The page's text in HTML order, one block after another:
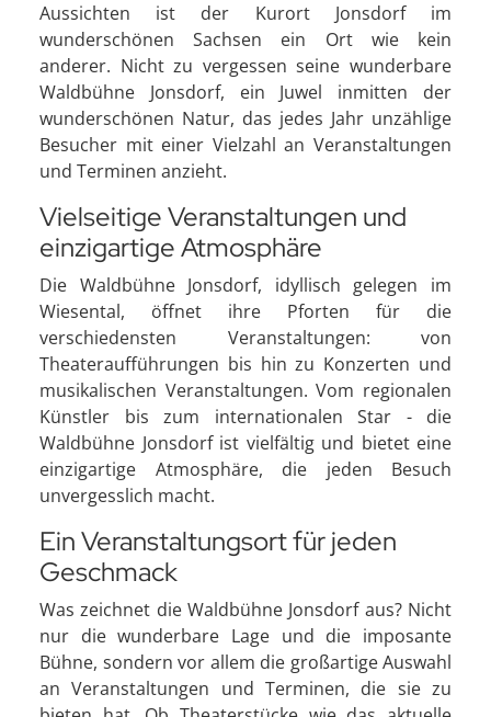
Aussichten ist der Kurort Jonsdorf im
wunderschönen Sachsen ein Ort wie kein
anderer. Nicht zu vergessen seine wunderbare
Waldbühne Jonsdorf, ein Juwel inmitten der
wunderschönen Natur, das jedes Jahr unzählige
Besucher mit einer Vielzahl an Veranstaltungen
und Terminen anzieht.
Vielseitige Veranstaltungen und
einzigartige Atmosphäre
Die Waldbühne Jonsdorf, idyllisch gelegen im
Wiesental, öffnet ihre Pforten für die
verschiedensten Veranstaltungen: von
Theateraufführungen bis hin zu Konzerten und
musikalischen Veranstaltungen. Vom regionalen
Künstler bis zum internationalen Star - die
Waldbühne Jonsdorf ist vielfältig und bietet eine
einzigartige Atmosphäre, die jeden Besuch
unvergesslich macht.
Ein Veranstaltungsort für jeden
Geschmack
Was zeichnet die Waldbühne Jonsdorf aus? Nicht
nur die wunderbare Lage und die imposante
Bühne, sondern vor allem die großartige Auswahl
an Veranstaltungen und Terminen, die sie zu